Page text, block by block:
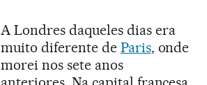
A Londres daqueles dias era
muito diferente de Paris, onde
morei nos sete anos